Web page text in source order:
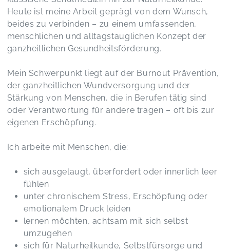
bereichernd
Vitalität beginnt im Kopf
Franziska,
Tipps. War sehr lehrreich und informativ.
Jederzeit wieder. Ich freu mich schon aufs
nächste Mal
Notfälle in der Praxis
Tanja,Apr 13
Wieder einmal ein wunderschönes und intensives
Lernwochenende bei Agnieszka erleben dürfen....
war toll... ich weiß, was ich lange vermisst habe...
Danke Agnieszka
Massage-Ausbildungskurs
Claudia,Mar 30
Es war ein absolut lehrreicher Kurs, mit vielen
praktischen Erfahrungen und einem tollen
Heute ist meine Arbeit geprägt von dem Wunsch,
beides zu verbinden – zu einem umfassenden,
menschlichen und alltagstauglichen Konzept der
ganzheitlichen Gesundheitsförderung.
Mein Schwerpunkt liegt auf der Burnout Prävention,
der ganzheitlichen Wundversorgung und der
Stärkung von Menschen, die in Berufen tätig sind
oder Verantwortung für andere tragen – oft bis zur
eigenen Erschöpfung.
Ich arbeite mit Menschen, die:
sich ausgelaugt, überfordert oder innerlich leer
fühlen
unter chronischem Stress, Erschöpfung oder
emotionalem Druck leiden
lernen möchten, achtsam mit sich selbst
umzugehen
sich für Naturheilkunde, Selbstfürsorge und